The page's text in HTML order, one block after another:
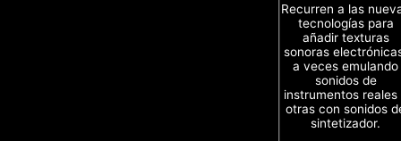
Recurren a las
tecnologías para
añadir texturas
sonoras
a veces emulando
sonidos de
instrumentos reales
otras con sonidos
sintetizador.